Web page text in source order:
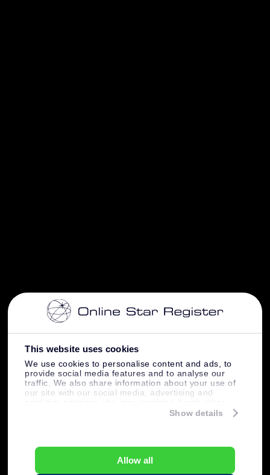
This website uses cookies
We use cookies to personalise content and ads, to
provide social media features and to analyse our
traffic. We also share information about your use of
our site with our social media, advertising and
information that you’ve provided to them or that
Show details
Allow all